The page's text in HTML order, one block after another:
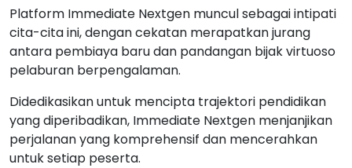
Platform Immediate Nextgen muncul sebagai intipati
cita-cita ini, dengan cekatan merapatkan jurang
antara pembiaya baru dan pandangan bijak virtuoso
pelaburan berpengalaman.
Didedikasikan untuk mencipta trajektori pendidikan
yang diperibadikan, Immediate Nextgen menjanjikan
perjalanan yang komprehensif dan mencerahkan
untuk setiap peserta.